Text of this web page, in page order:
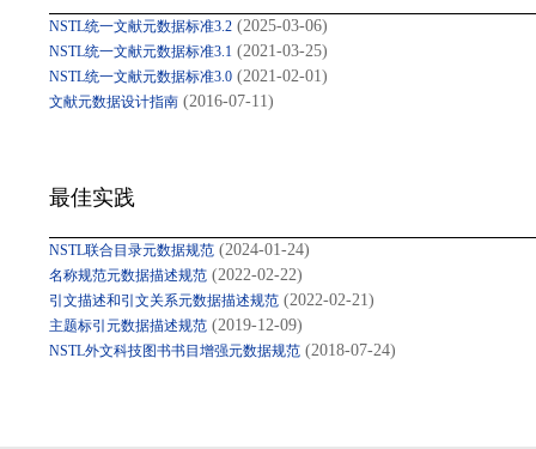
NSTL统一文献元数据标准3.2 (2025-03-06)
NSTL统一文献元数据标准3.1 (2021-03-25)
NSTL统一文献元数据标准3.0 (2021-02-01)
文献元数据设计指南 (2016-07-11)
最佳实践
NSTL联合目录元数据规范 (2024-01-24)
名称规范元数据描述规范 (2022-02-22)
引文描述和引文关系元数据描述规范 (2022-02-21)
主题标引元数据描述规范 (2019-12-09)
NSTL外文科技图书书目增强元数据规范 (2018-07-24)